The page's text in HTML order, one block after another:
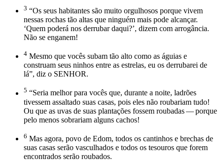
3 “Os seus habitantes são muito orgulhosos porque vivem
nessas rochas tão altas que ninguém mais pode alcançar.
‘Quem poderá nos derrubar daqui?’, dizem com arrogância.
Não se enganem!
4 Mesmo que vocês subam tão alto como as águias e
construam seus ninhos entre as estrelas, eu os derrubarei de
lá”, diz o SENHOR.
5 “Seria melhor para vocês que, durante a noite, ladrões
tivessem assaltado suas casas, pois eles não roubariam tudo!
Ou que as uvas de suas plantações fossem roubadas — porque
pelo menos sobrariam alguns cachos!
6 Mas agora, povo de Edom, todos os cantinhos e brechas de
suas casas serão vasculhados e todos os tesouros que forem
encontrados serão roubados.